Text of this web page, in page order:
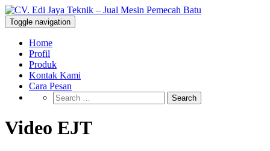
Skip
to
content
CV. Edi Jaya Teknik – Jual Mesin
Pemecah Batu
Mesin Pemecah Batu Murah Berkualitas!
Toggle navigation
Home
Profil
Produk
Kontak Kami
Cara Pesan
Video EJT